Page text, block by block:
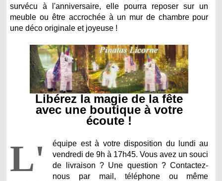
survécu à l'anniversaire, elle pourra reposer sur un
meuble ou être accrochée à un mur de chambre pour
une déco originale et joyeuse !
Libérez la magie de la fête
avec une boutique à votre
écoute !
L'
équipe est à votre disposition du lundi au
vendredi de 9h à 17h45. Vous avez un souci
de livraison ? Une question ? Contactez-
nous par mail, téléphone ou même